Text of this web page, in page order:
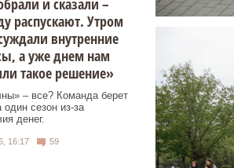
и сказали –
распускают. Утром
внутренние
а уже днем нам
такое решение»
– все? Команда берет
один сезон из-за
денег.
16:17 59